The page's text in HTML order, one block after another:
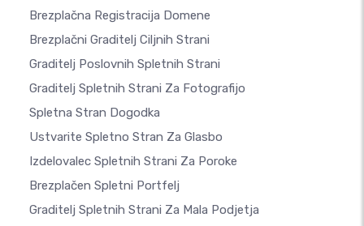
Brezplačna Registracija Domene
Brezplačni Graditelj Ciljnih Strani
Graditelj Poslovnih Spletnih Strani
Graditelj Spletnih Strani Za Fotografijo
Spletna Stran Dogodka
Ustvarite Spletno Stran Za Glasbo
Izdelovalec Spletnih Strani Za Poroke
Brezplačen Spletni Portfelj
Graditelj Spletnih Strani Za Mala Podjetja